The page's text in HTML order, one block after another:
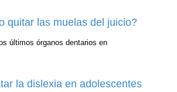
quitar las muelas del juicio?
últimos órganos dentarios en
la dislexia en adolescentes